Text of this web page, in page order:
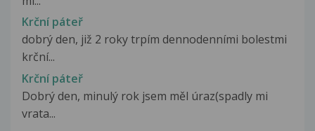
Krční páteř
dobrý den, již 2 roky trpím dennodenními bolestmi
krční...
Krční páteř
Dobrý den, minulý rok jsem měl úraz(spadly mi
vrata...